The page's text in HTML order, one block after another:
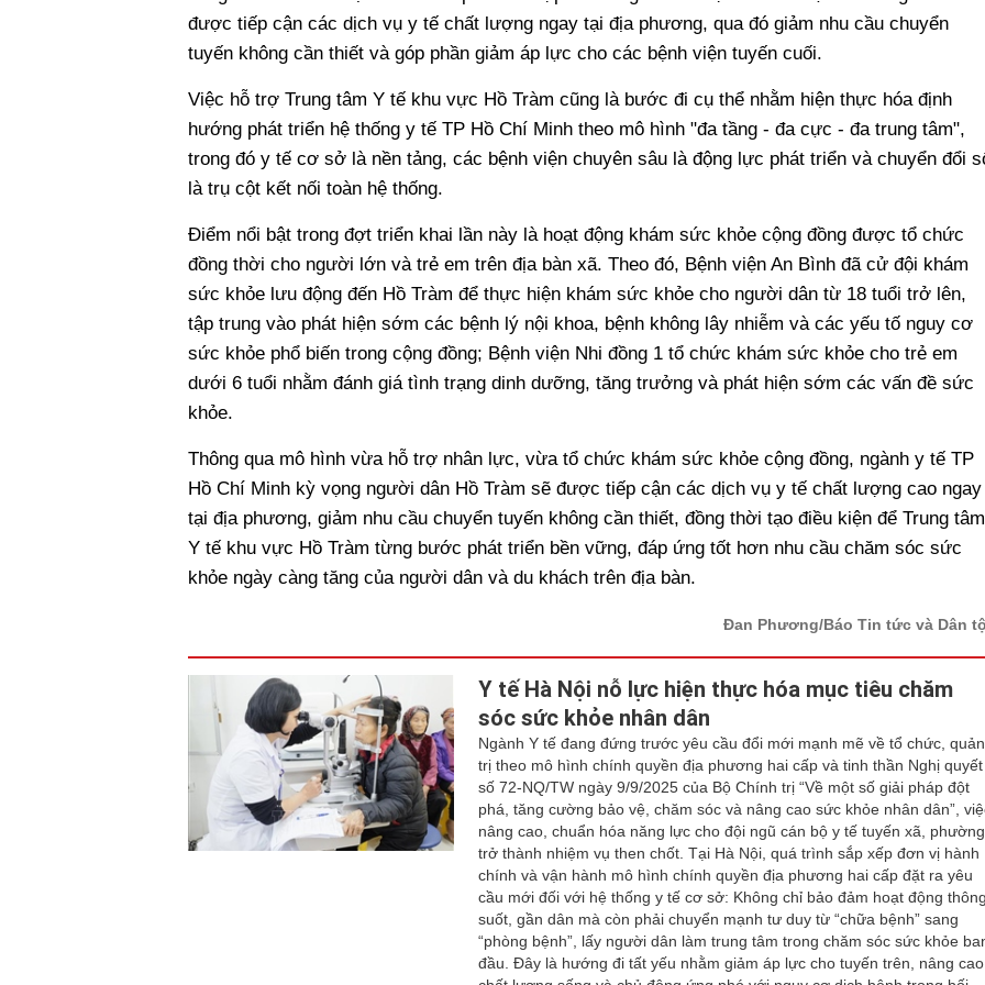
được tiếp cận các dịch vụ y tế chất lượng ngay tại địa phương, qua đó giảm nhu cầu chuyển
tuyến không cần thiết và góp phần giảm áp lực cho các bệnh viện tuyến cuối.
Việc hỗ trợ Trung tâm Y tế khu vực Hồ Tràm cũng là bước đi cụ thể nhằm hiện thực hóa định
hướng phát triển hệ thống y tế TP Hồ Chí Minh theo mô hình "đa tầng - đa cực - đa trung tâm",
trong đó y tế cơ sở là nền tảng, các bệnh viện chuyên sâu là động lực phát triển và chuyển đổi
là trụ cột kết nối toàn hệ thống.
Điểm nổi bật trong đợt triển khai lần này là hoạt động khám sức khỏe cộng đồng được tổ chức
đồng thời cho người lớn và trẻ em trên địa bàn xã. Theo đó, Bệnh viện An Bình đã cử đội khám
sức khỏe lưu động đến Hồ Tràm để thực hiện khám sức khỏe cho người dân từ 18 tuổi trở lên,
tập trung vào phát hiện sớm các bệnh lý nội khoa, bệnh không lây nhiễm và các yếu tố nguy cơ
sức khỏe phổ biến trong cộng đồng; Bệnh viện Nhi đồng 1 tổ chức khám sức khỏe cho trẻ em
dưới 6 tuổi nhằm đánh giá tình trạng dinh dưỡng, tăng trưởng và phát hiện sớm các vấn đề sức
khỏe.
Thông qua mô hình vừa hỗ trợ nhân lực, vừa tổ chức khám sức khỏe cộng đồng, ngành y tế TP
Hồ Chí Minh kỳ vọng người dân Hồ Tràm sẽ được tiếp cận các dịch vụ y tế chất lượng cao ngay
tại địa phương, giảm nhu cầu chuyển tuyến không cần thiết, đồng thời tạo điều kiện để Trung tâm
Y tế khu vực Hồ Tràm từng bước phát triển bền vững, đáp ứng tốt hơn nhu cầu chăm sóc sức
khỏe ngày càng tăng của người dân và du khách trên địa bàn.
Đan Phương/Báo Tin tức và Dân
Y tế Hà Nội nỗ lực hiện thực hóa mục tiêu chăm
sóc sức khỏe nhân dân
Ngành Y tế đang đứng trước yêu cầu đổi mới mạnh mẽ về tổ chức, quản
trị theo mô hình chính quyền địa phương hai cấp và tinh thần Nghị quyết
số 72-NQ/TW ngày 9/9/2025 của Bộ Chính trị “Về một số giải pháp đột
phá, tăng cường bảo vệ, chăm sóc và nâng cao sức khỏe nhân dân”,
nâng cao, chuẩn hóa năng lực cho đội ngũ cán bộ y tế tuyến xã, phường
trở thành nhiệm vụ then chốt. Tại Hà Nội, quá trình sắp xếp đơn vị hành
chính và vận hành mô hình chính quyền địa phương hai cấp đặt ra yêu
cầu mới đối với hệ thống y tế cơ sở: Không chỉ bảo đảm hoạt động
suốt, gần dân mà còn phải chuyển mạnh tư duy từ “chữa bệnh” sang
“phòng bệnh”, lấy người dân làm trung tâm trong chăm sóc sức khỏe
đầu. Đây là hướng đi tất yếu nhằm giảm áp lực cho tuyến trên, nâng cao